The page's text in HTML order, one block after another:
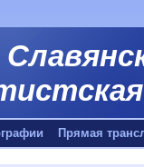
Прямая